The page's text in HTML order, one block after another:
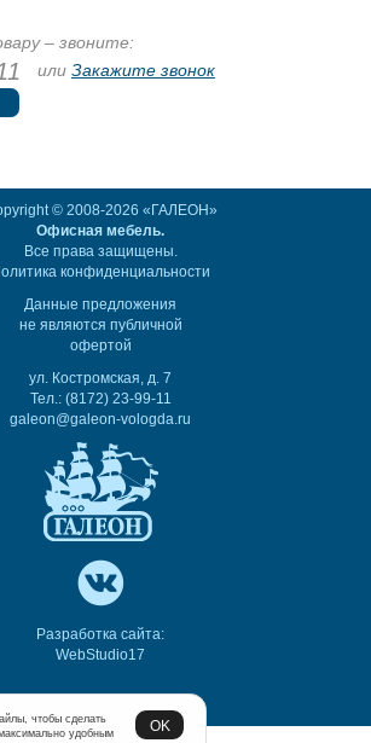
– звоните:
или Закажите звонок
© 2008-2026 «ГАЛЕОН»
Офисная мебель.
Все права защищены.
конфиденциальности
Данные предложения
не являются публичной
офертой
ул. Костромская, д. 7
Тел.: (8172) 23-99-11
galeon@galeon-vologda.ru
Разработка сайта:
WebStudio17
чтобы сделать
удобным
OK